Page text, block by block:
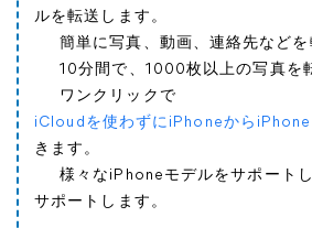
ルを転送します。
簡単に写真、動画、連絡先などを
10分間で、1000枚以上の写真を
ワンクリックで
iCloudを使わずにiPhoneから
きます。
様々なiPhoneモデルをサポート
サポートします。